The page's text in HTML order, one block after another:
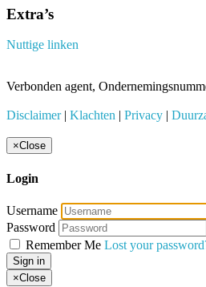
Extra’s
Nuttige linken
Verbonden agent,
Disclaimer| Klachten | Privacy |
×Close
Login
Username
Password
Remember Me Lost your
Sign in
×Close